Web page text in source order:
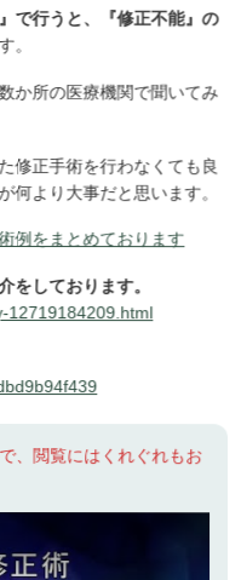
で行うと、『修正不能』の
。
か所の医療機関で聞いてみ
修正手術を行わなくても良
何より大事だと思います。
例をまとめております
をしております。
12719184209.html
、閲覧にはくれぐれもお